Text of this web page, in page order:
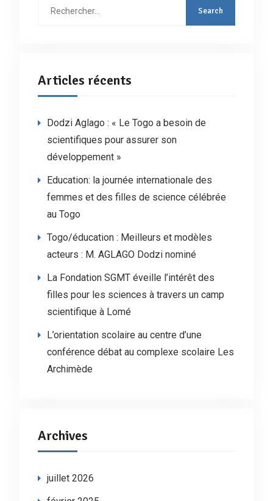
Articles récents
Dodzi Aglago : « Le Togo a besoin de
scientifiques pour assurer son
développement »
Education: la journée internationale des
femmes et des filles de science célébrée
au Togo
Togo/éducation : Meilleurs et modèles
acteurs : M. AGLAGO Dodzi nominé
La Fondation SGMT éveille l’intérêt des
filles pour les sciences à travers un camp
scientifique à Lomé
L’orientation scolaire au centre d’une
conférence débat au complexe scolaire Les
Archimède
Archives
juillet 2026